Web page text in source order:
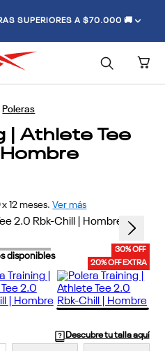
SUPERIORES A $70.000 🚚
Poleras
| Athlete Tee
x 12 meses. Ver más
30% OFF
20% OFF EXTRA
disponibles
Descubre tu talla aquí